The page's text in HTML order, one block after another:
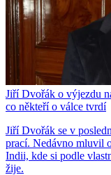
Jiří Dvořák o výjezdu
co někteří o válce tvrdí
Jiří Dvořák se v
prací. Nedávno mluvil
Indii, kde si podle
žije.